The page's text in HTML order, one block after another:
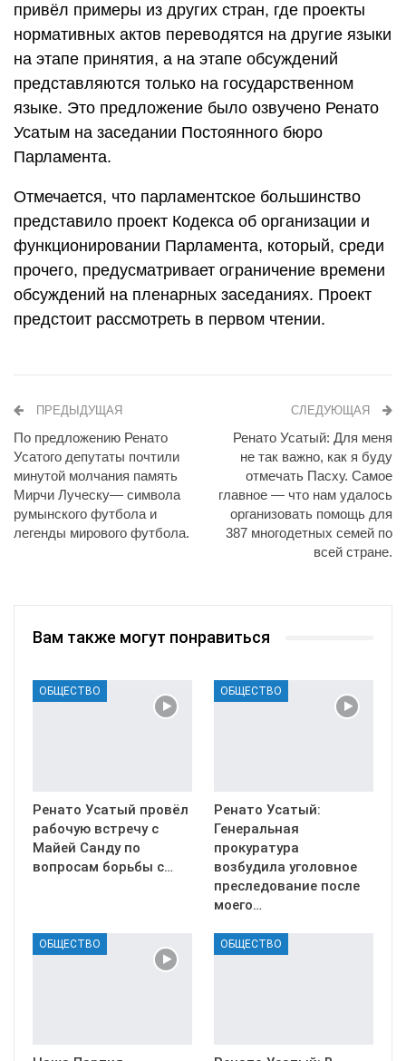
привёл примеры из других стран, где проекты
нормативных актов переводятся на другие языки
на этапе принятия, а на этапе обсуждений
представляются только на государственном
языке. Это предложение было озвучено Ренато
Усатым на заседании Постоянного бюро
Парламента.
Отмечается, что парламентское большинство
представило проект Кодекса об организации и
функционировании Парламента, который, среди
прочего, предусматривает ограничение времени
обсуждений на пленарных заседаниях. Проект
предстоит рассмотреть в первом чтении.
ПРЕДЫДУЩАЯ
По предложению Ренато
Усатого депутаты почтили
минутой молчания память
Мирчи Луческу— символа
румынского футбола и
легенды мирового футбола.
СЛЕДУЮЩАЯ
Ренато Усатый: Для меня
не так важно, как я буду
отмечать Пасху. Самое
главное — что нам удалось
организовать помощь для
387 многодетных семей по
всей стране.
Вам также могут понравиться
ОБЩЕСТВО
Ренато Усатый провёл
рабочую встречу с
Майей Санду по
вопросам борьбы с…
ОБЩЕСТВО
Ренато Усатый:
Генеральная
прокуратура
возбудила уголовное
преследование после
моего…
ОБЩЕСТВО ОБЩЕСТВО